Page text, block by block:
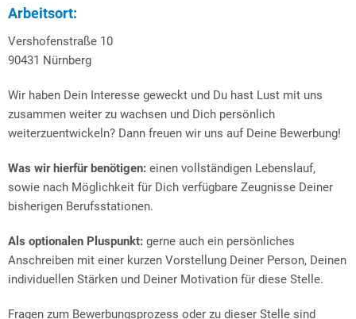
Arbeitsort:
Vershofenstraße 10
90431 Nürnberg
Wir haben Dein Interesse geweckt und Du hast Lust mit uns
zusammen weiter zu wachsen und Dich persönlich
weiterzuentwickeln? Dann freuen wir uns auf Deine Bewerbung!
Was wir hierfür benötigen: einen vollständigen Lebenslauf,
sowie nach Möglichkeit für Dich verfügbare Zeugnisse Deiner
bisherigen Berufsstationen.
Als optionalen Pluspunkt: gerne auch ein persönliches
Anschreiben mit einer kurzen Vorstellung Deiner Person, Deinen
individuellen Stärken und Deiner Motivation für diese Stelle.
Fragen zum Bewerbungsprozess oder zu dieser Stelle sind